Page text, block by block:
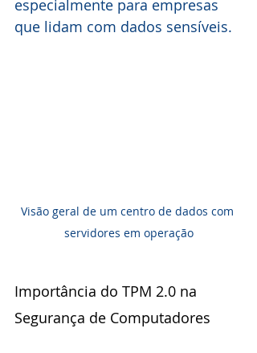
especialmente para empresas
que lidam com dados sensíveis.
Visão geral de um centro de dados com
servidores em operação
Importância do TPM 2.0 na
Segurança de Computadores